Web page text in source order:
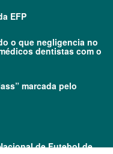
EFP
o que negligencia no
dentistas com o
marcada pelo
de Futebol de